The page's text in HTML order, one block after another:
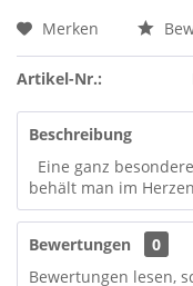
Merken
Artikel-Nr.:
Beschreibung
Eine ganz
behält man im
Bewertungen
0
Bewertungen lesen,